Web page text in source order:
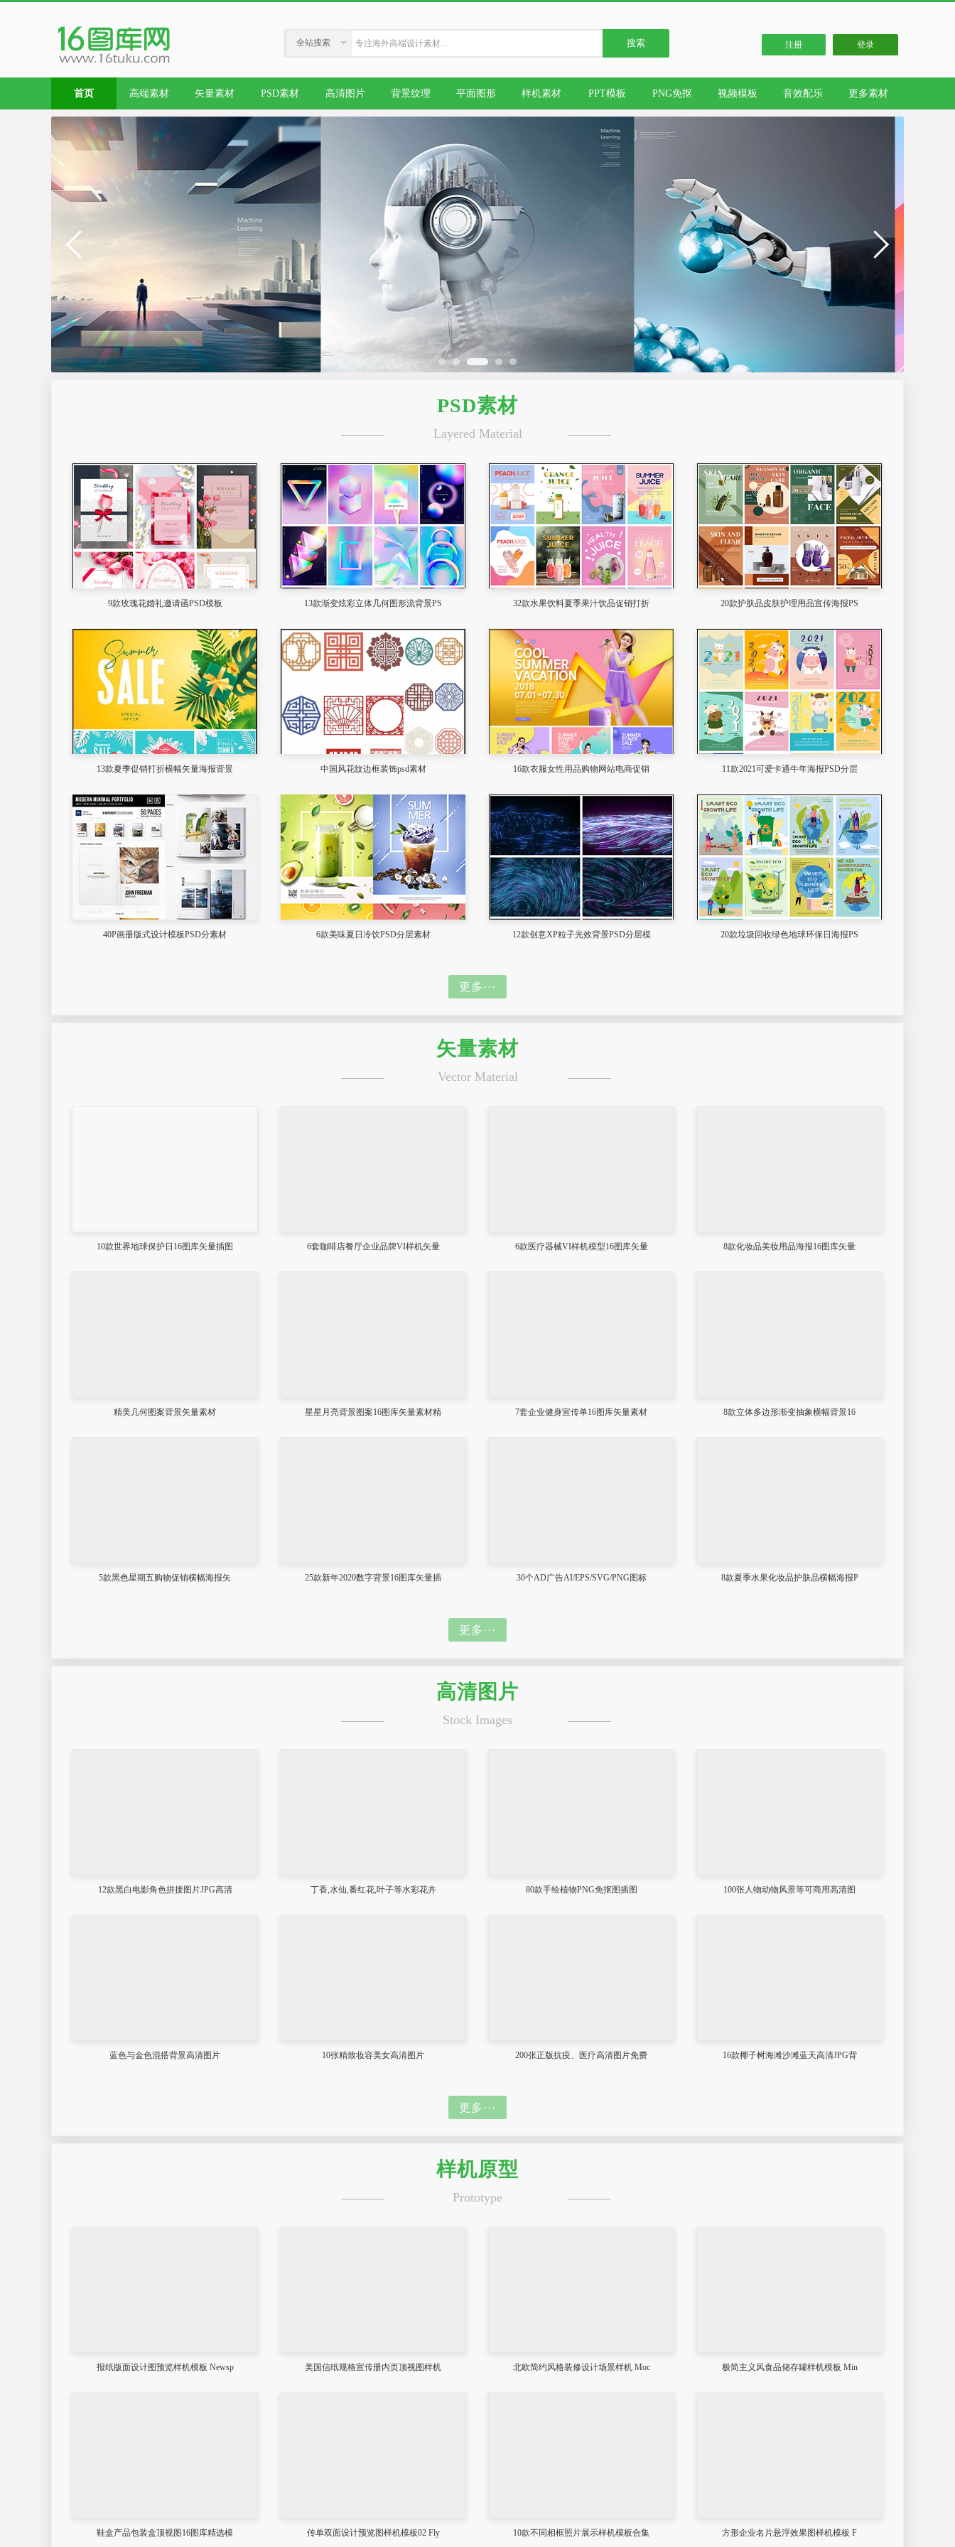
全站搜索 搜索 注册 登录
首页 高端素材 矢量素材 PSD素材 高清图片 背景纹理 平面图形 样机素材 PPT模板 PNG免抠 视频模板 音效配乐 更多素材
PSD素材
Layered Material
9款玫瑰花婚礼邀请函PSD模板 13款渐变炫彩立体几何图形流背景PS 32款水果饮料夏季果汁饮品促销打折 20款护肤品皮肤护理用品宣传海报PS
13款夏季促销打折横幅矢量海报背景 中国风花纹边框装饰psd素材 16款衣服女性用品购物网站电商促销 11款2021可爱卡通牛年海报PSD分层
40P画册版式设计模板PSD分素材 6款美味夏日冷饮PSD分层素材 12款创意XP粒子光效背景PSD分层模 20款垃圾回收绿色地球环保日海报PS
更多···
矢量素材
Vector Material
10款世界地球保护日16图库矢量插图 6套咖啡店餐厅企业品牌VI样机矢量 6款医疗器械VI样机模型16图库矢量 8款化妆品美妆用品海报16图库矢量
精美几何图案背景矢量素材 星星月亮背景图案16图库矢量素材精 7套企业健身宣传单16图库矢量素材 8款立体多边形渐变抽象横幅背景16
5款黑色星期五购物促销横幅海报矢 25款新年2020数字背景16图库矢量插 30个AD广告AI/EPS/SVG/PNG图标 8款夏季水果化妆品护肤品横幅海报P
更多···
高清图片
Stock Images
12款黑白电影角色拼接图片JPG高清 丁香,水仙,番红花,叶子等水彩花卉 80款手绘植物PNG免抠图插图 100张人物动物风景等可商用高清图
蓝色与金色混搭背景高清图片 10张精致妆容美女高清图片 200张正版抗疫、医疗高清图片免费 16款椰子树海滩沙滩蓝天高清JPG背
更多···
样机原型
Prototype
报纸版面设计图预览样机模板 Newsp 美国信纸规格宣传册内页顶视图样机 北欧简约风格装修设计场景样机 Moc 极简主义风食品储存罐样机模板 Min
鞋盒产品包装盒顶视图16图库精选模 传单双面设计预览图样机模板02 Fly 10款不同相框照片展示样机模板合集 方形企业名片悬浮效果图样机模板 F